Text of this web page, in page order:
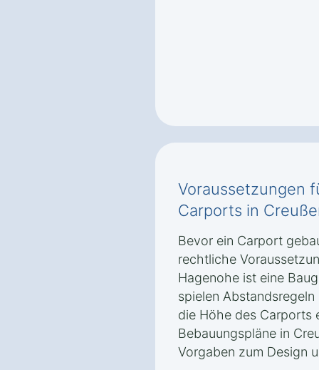
Voraussetzungen
Carports in
Bevor ein Carport
rechtliche
Hagenohe ist eine
spielen
die Höhe des Carports
Bebauungspläne in
Vorgaben zum Design